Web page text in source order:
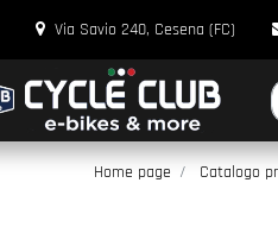
Via Savio 240, Cesena (FC)
Home page Catalogo